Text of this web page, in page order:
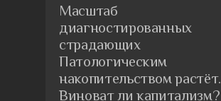
Масштаб
диагностированных
страдающих
Патологическим
накопительством растёт.
Виноват ли капитализм?